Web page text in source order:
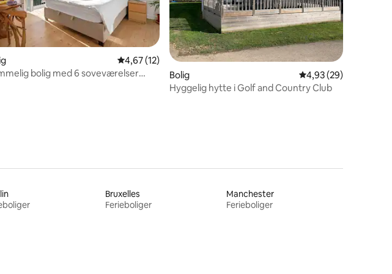
bedømmelse, 22 omtaler
4,67 ud af 5 i gennemsnitlig bedømmelse, 12 omtaler
4,67 (12)
bolig med 6 soveværelser
Bolig 4,93 ud af 5 i
4,93 (29)
Hyggelig hytte i Golf and Country Club
Bruxelles
Ferieboliger
Manchester
Ferieboliger